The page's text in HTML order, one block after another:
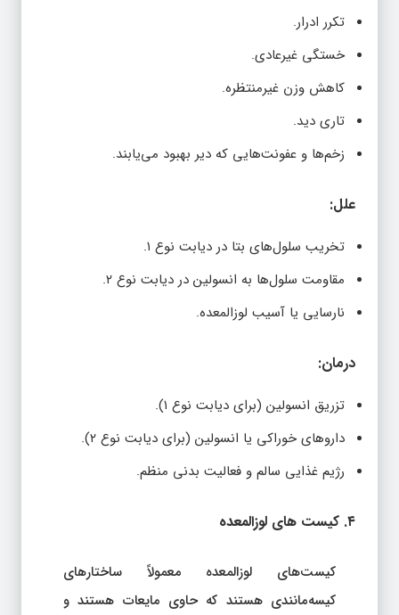
تکرر ادرار.
خستگی غیرعادی.
کاهش وزن غیرمنتظره.
تاری دید.
زخم‌ها و عفونت‌هایی که دیر بهبود می‌یابند.
علل:
تخریب سلول‌های بتا در دیابت نوع ۱.
مقاومت سلول‌ها به انسولین در دیابت نوع ۲.
نارسایی یا آسیب لوزالمعده.
درمان:
تزریق انسولین (برای دیابت نوع ۱).
داروهای خوراکی یا انسولین (برای دیابت نوع ۲).
رژیم غذایی سالم و فعالیت بدنی منظم.
۴. کیست‌ های لوزالمعده
کیست‌های لوزالمعده معمولاً ساختارهای
کیسه‌مانندی هستند که حاوی مایعات هستند و